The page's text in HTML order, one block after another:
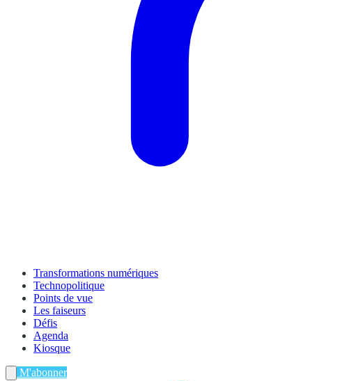
Transformations numériques
Technopolitique
Points de vue
Les faiseurs
Défis
Agenda
Kiosque
M'abonner